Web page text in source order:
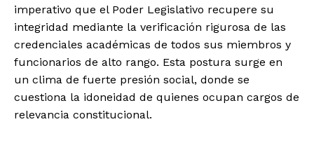
imperativo que el Poder Legislativo recupere su
integridad mediante la verificación rigurosa de las
credenciales académicas de todos sus miembros y
funcionarios de alto rango. Esta postura surge en
un clima de fuerte presión social, donde se
cuestiona la idoneidad de quienes ocupan cargos de
relevancia constitucional.